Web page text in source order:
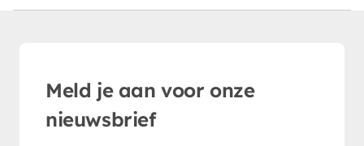
Meld je aan voor onze
nieuwsbrief